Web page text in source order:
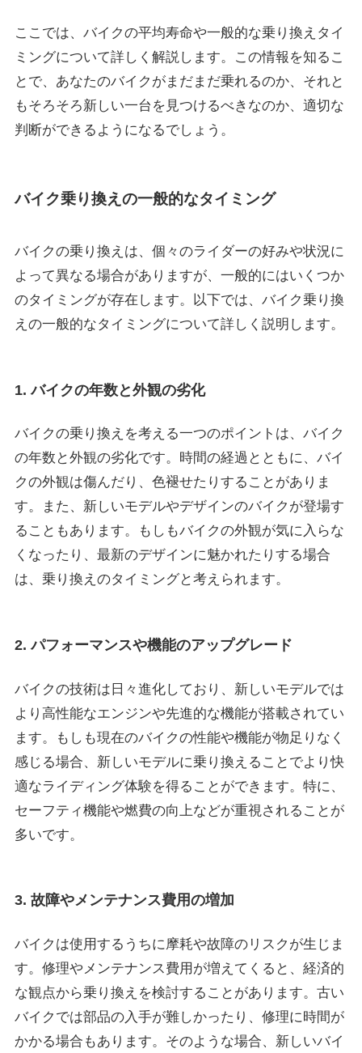
ここでは、バイクの平均寿命や一般的な乗り換えタイ
ミングについて詳しく解説します。この情報を知るこ
とで、あなたのバイクがまだまだ乗れるのか、それと
もそろそろ新しい一台を見つけるべきなのか、適切な
判断ができるようになるでしょう。
バイク乗り換えの一般的なタイミング
バイクの乗り換えは、個々のライダーの好みや状況に
よって異なる場合がありますが、一般的にはいくつか
のタイミングが存在します。以下では、バイク乗り換
えの一般的なタイミングについて詳しく説明します。
1. バイクの年数と外観の劣化
バイクの乗り換えを考える一つのポイントは、バイク
の年数と外観の劣化です。時間の経過とともに、バイ
クの外観は傷んだり、色褪せたりすることがありま
す。また、新しいモデルやデザインのバイクが登場す
ることもあります。もしもバイクの外観が気に入らな
くなったり、最新のデザインに魅かれたりする場合
は、乗り換えのタイミングと考えられます。
2. パフォーマンスや機能のアップグレード
バイクの技術は日々進化しており、新しいモデルでは
より高性能なエンジンや先進的な機能が搭載されてい
ます。もしも現在のバイクの性能や機能が物足りなく
感じる場合、新しいモデルに乗り換えることでより快
適なライディング体験を得ることができます。特に、
セーフティ機能や燃費の向上などが重視されることが
多いです。
3. 故障やメンテナンス費用の増加
バイクは使用するうちに摩耗や故障のリスクが生じま
す。修理やメンテナンス費用が増えてくると、経済的
な観点から乗り換えを検討することがあります。古い
バイクでは部品の入手が難しかったり、修理に時間が
かかる場合もあります。そのような場合、新しいバイ